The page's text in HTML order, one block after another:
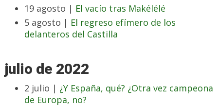
19 agosto | El vacío tras Makélélé
5 agosto | El regreso efímero de los
delanteros del Castilla
julio de 2022
2 julio | ¿Y España, qué? ¿Otra vez campeona
de Europa, no?